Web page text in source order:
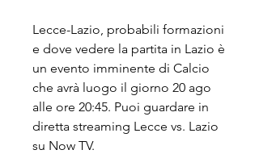
Lecce-Lazio, probabili formazioni
e dove vedere la partita in Lazio è
un evento imminente di Calcio
che avrà luogo il giorno 20 ago
alle ore 20:45. Puoi guardare in
diretta streaming Lecce vs. Lazio
su Now TV.